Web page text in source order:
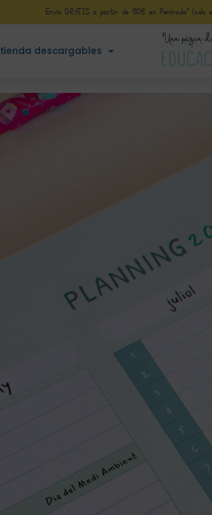
Envío GRATIS a partir de 50€ en Península*
tienda descargables